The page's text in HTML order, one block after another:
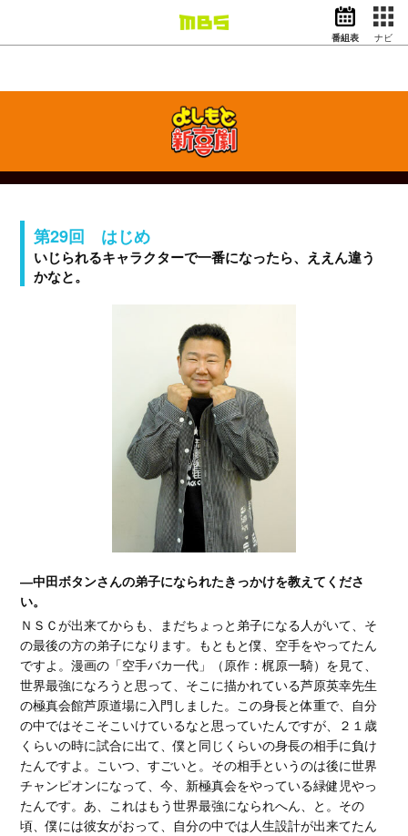
天気・防災
検索
番組表 ナビ
第29回 はじめ
いじられるキャラクターで一番になったら、ええん違う
かなと。
―中田ボタンさんの弟子になられたきっかけを教えてくださ
い。
ＮＳＣが出来てからも、まだちょっと弟子になる人がいて、そ
の最後の方の弟子になります。もともと僕、空手をやってたん
ですよ。漫画の「空手バカ一代」（原作：梶原一騎）を見て、
世界最強になろうと思って、そこに描かれている芦原英幸先生
の極真会館芦原道場に入門しました。この身長と体重で、自分
の中ではそこそこいけているなと思っていたんですが、２１歳
くらいの時に試合に出て、僕と同じくらいの身長の相手に負け
たんですよ。こいつ、すごいと。その相手というのは後に世界
チャンピオンになって、今、新極真会をやっている緑健児やっ
たんです。あ、これはもう世界最強になられへん、と。その
頃、僕には彼女がおって、自分の中では人生設計が出来てたん